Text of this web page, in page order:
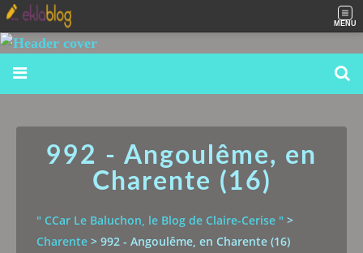
MENU
992 - Angoulême, en
Charente (16)
" CCar Le Baluchon, le Blog de Claire-Cerise " >
Charente > 992 - Angoulême, en Charente (16)